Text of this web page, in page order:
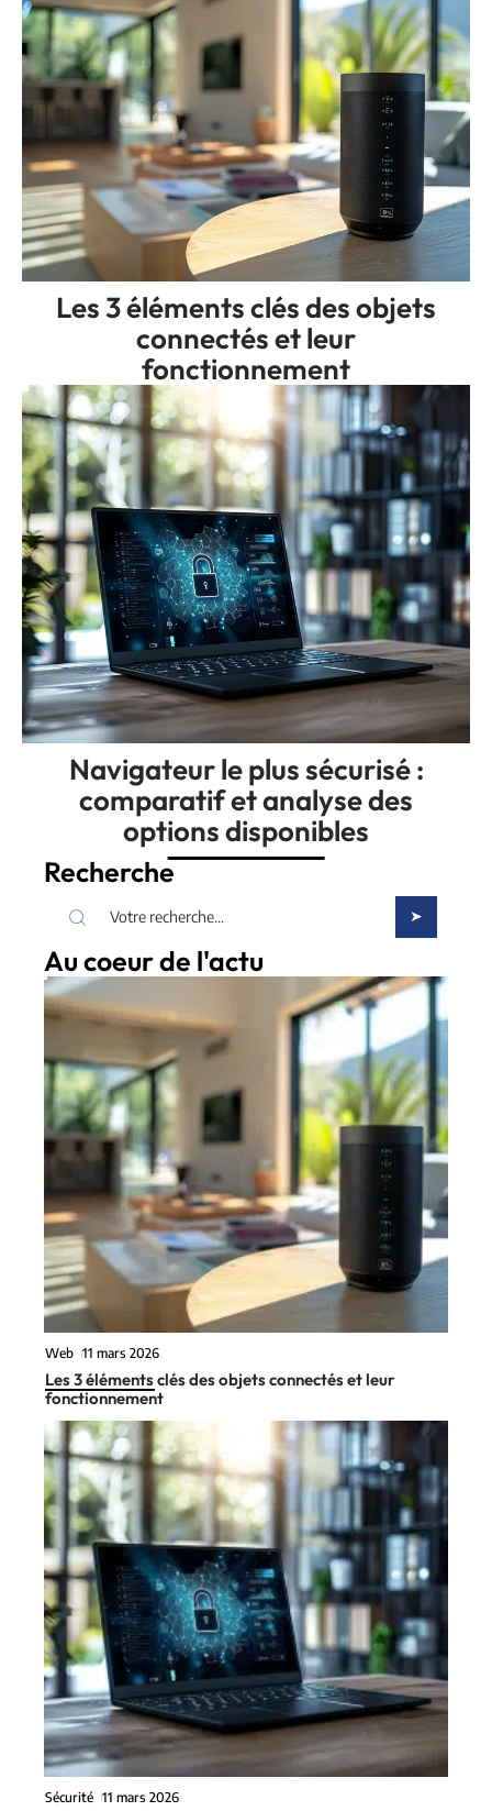
Les 3 éléments clés des objets
connectés et leur
fonctionnement
Navigateur le plus sécurisé :
comparatif et analyse des
options disponibles
Recherche
Au coeur de l'actu
Web 11 mars 2026
Les 3 éléments clés des objets connectés et leur
fonctionnement
Sécurité 11 mars 2026